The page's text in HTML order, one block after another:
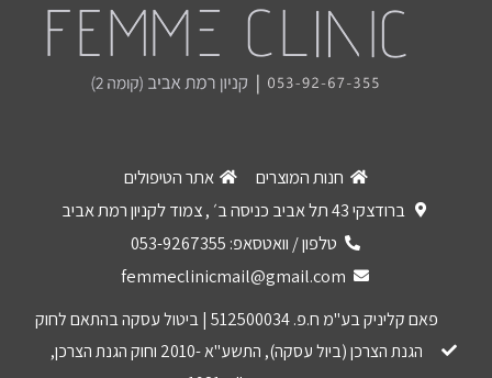
חנות המוצרים
אתר הטיפולים
ברודצקי 43 תל אביב כניסה ב׳ , צמוד לקניון רמת אביב
טלפון / וואטסאפ: 053-9267355
femmeclinicmail@gmail.com
פאם קליניק בע"מ ח.פ. 512500034 | ביטול עסקה בהתאם לחוק
הגנת הצרכן (ביול עסקה), התשע"א -2010 וחוק הגנת הצרכן,